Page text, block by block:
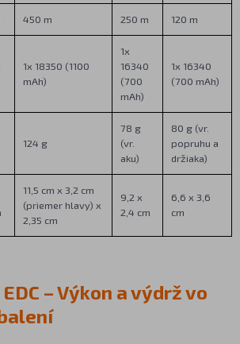
450 m 250 m 120 m
1x 18350 (1100
mAh)
1x
16340
(700
mAh)
1x 16340
(700 mAh)
124 g
78 g
(vr.
aku)
80 g (vr.
popruhu a
držiaka)
11,5 cm x 3,2 cm
(priemer hlavy) x
2,35 cm
9,2 x
2,4 cm
6,6 x 3,6
cm
– Výkon a výdrž vo